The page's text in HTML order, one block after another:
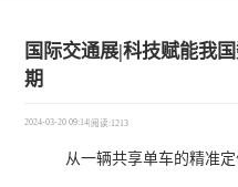
国际交通展|科技赋能我
期
2024-03-20 09:14|阅读:1213
从一辆共享单车的精准